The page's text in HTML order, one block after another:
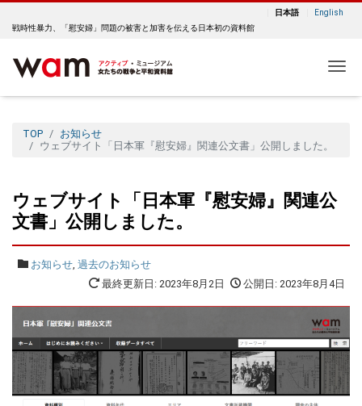
日本語
English
戦時性暴力、「慰安婦」問題の被害と加害を伝える日本初の資料館
TOP
お知らせ
ウェブサイト「日本軍『慰安婦』関連公文書」公開しました。
ウェブサイト「日本軍『慰安婦』関連公
文書」公開しました。
お知らせ, 過去のお知らせ
最終更新日: 2023年8月2日
公開日: 2023年8月4日